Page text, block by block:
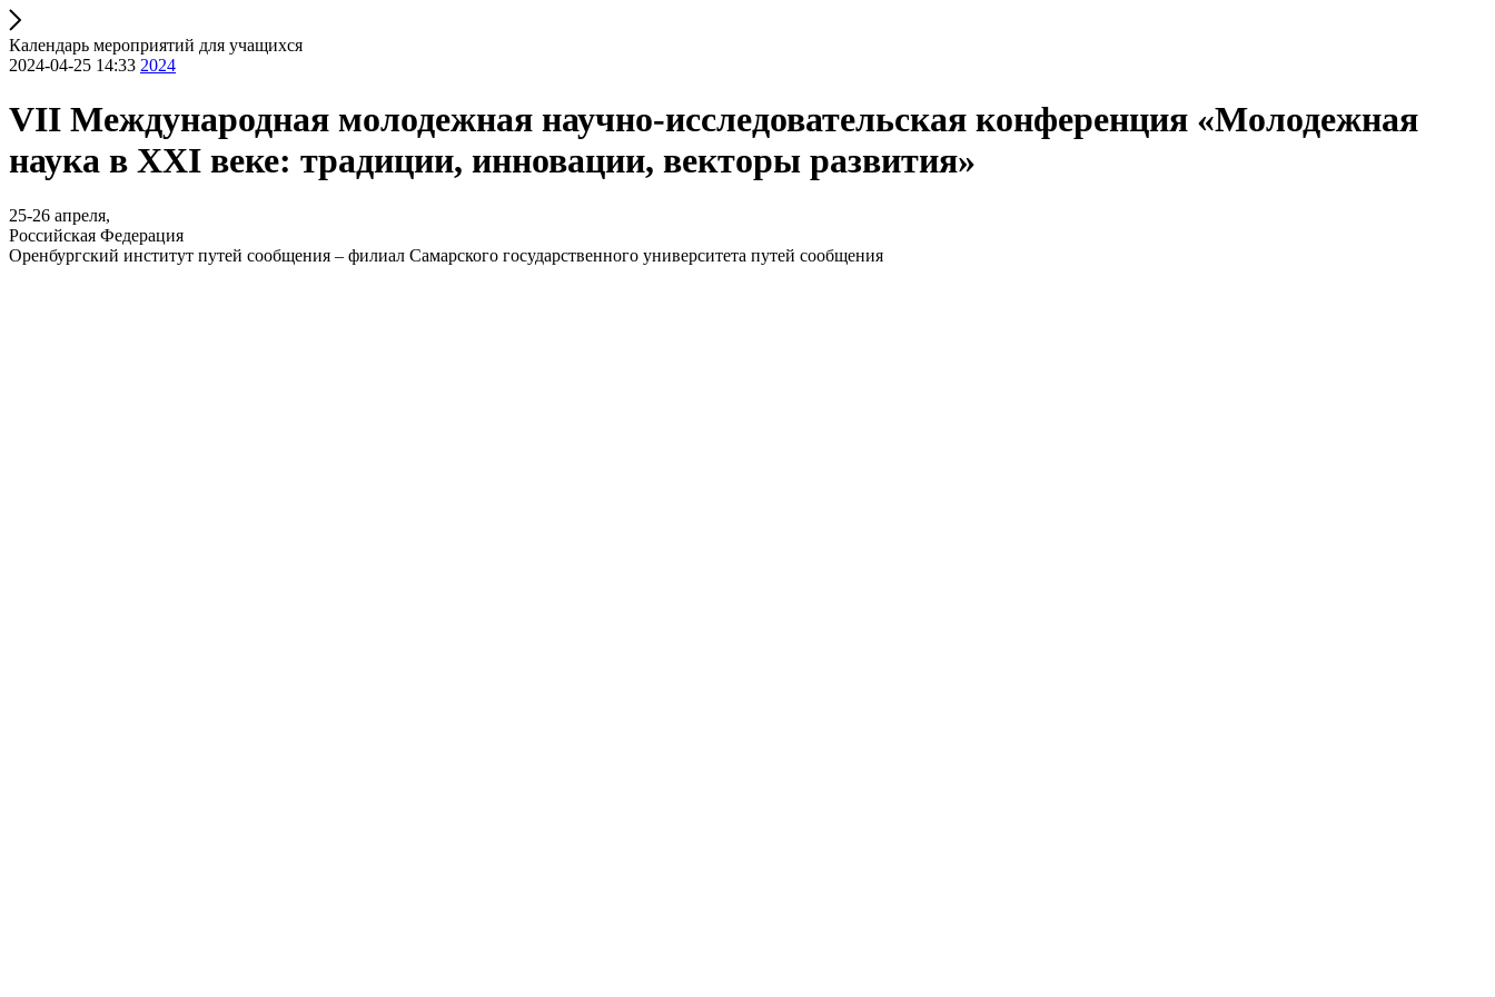
Календарь мероприятий для учащихся
2024-04-25 14:33 2024
VII Международная молодежная научно-исследовательская конференция «Молодежная
наука в XXI веке: традиции, инновации, векторы развития»
25-26 апреля,
Российская Федерация
Оренбургский институт путей сообщения – филиал Самарского государственного университета путей сообщения